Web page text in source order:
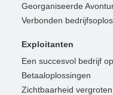
Georganiseerde
Verbonden
Exploitanten
Een succesvol bedrijf
Betaaloplossingen
Zichtbaarheid vergroten